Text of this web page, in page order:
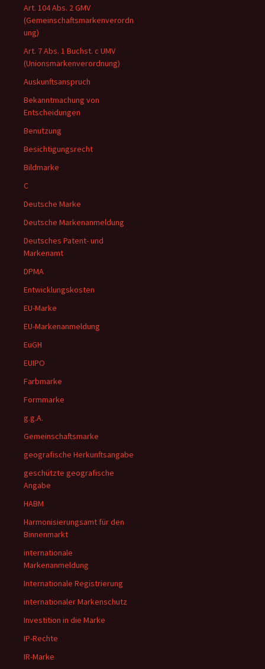
Art. 104 Abs. 2 GMV
(Gemeinschaftsmarkenverordn
ung)
Art. 7 Abs. 1 Buchst. c UMV
(Unionsmarkenverordnung)
Auskunftsanspruch
Bekanntmachung von
Entscheidungen
Benutzung
Besichtigungsrecht
Bildmarke
C
Deutsche Marke
Deutsche Markenanmeldung
Deutsches Patent- und
Markenamt
DPMA
Entwicklungskosten
EU-Marke
EU-Markenanmeldung
EuGH
EUIPO
Farbmarke
Formmarke
g.g.A.
Gemeinschaftsmarke
geografische Herkunftsangabe
geschützte geografische
Angabe
HABM
Harmonisierungsamt für den
Binnenmarkt
internationale
Markenanmeldung
Internationale Registrierung
internationaler Markenschutz
Investition in die Marke
IP-Rechte
IR-Marke